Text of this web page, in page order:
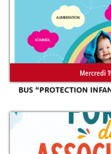
Mercredi
BUS “PROTECTION